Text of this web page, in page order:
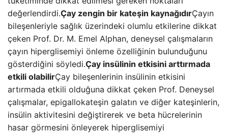
değerlendirdi.Çay zengin bir kateşin kaynağıdırÇayın
bileşenleriyle sağlık üzerindeki olumlu etkilerine dikkat
çeken Prof. Dr. M. Emel Alphan, deneysel çalışmaların
çayın hiperglisemiyi önleme özelliğinin bulunduğunu
gösterdiğini söyledi.Çay insülinin etkisini arttırmada
etkili olabilirÇay bileşenlerinin insülinin etkisini
artırmada etkili olduğuna dikkat çeken Prof. Deneysel
çalışmalar, epigallokateşin galatın ve diğer kateşinlerin,
insülin aktivitesini değiştirerek ve beta hücrelerinin
hasar görmesini önleyerek hiperglisemiyi